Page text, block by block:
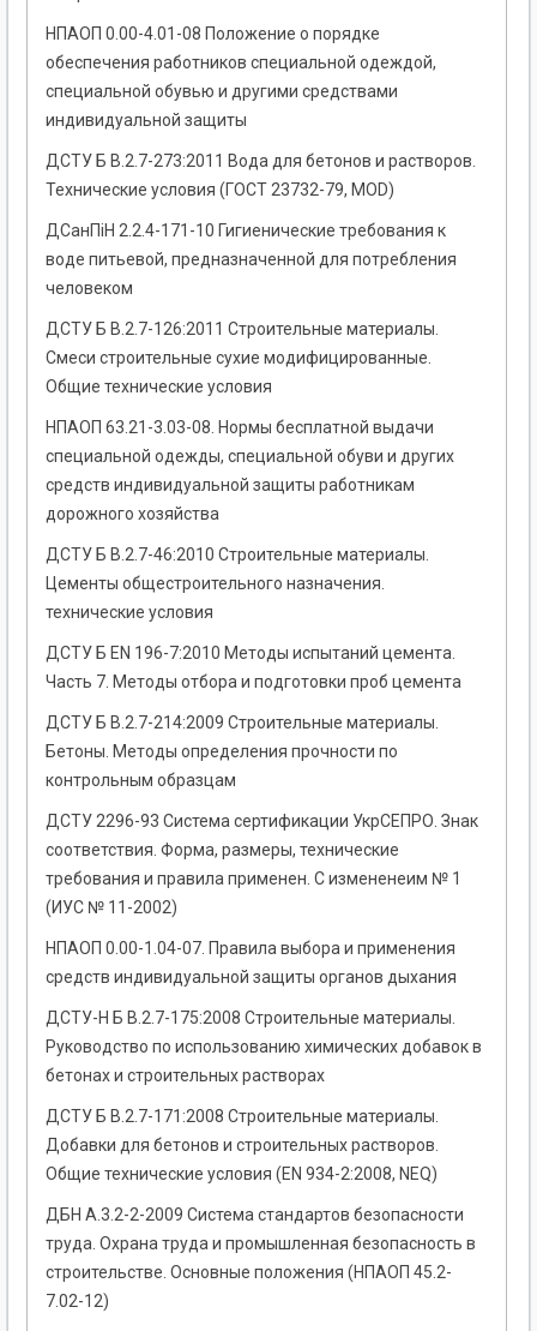
НПАОП 0.00-4.01-08 Положение о порядке
обеспечения работников специальной одеждой,
специальной обувью и другими средствами
индивидуальной защиты
ДСТУ Б В.2.7-273:2011 Вода для бетонов и растворов.
Технические условия (ГОСТ 23732-79, MOD)
ДСанПіН 2.2.4-171-10 Гигиенические требования к
воде питьевой, предназначенной для потребления
человеком
ДСТУ Б В.2.7-126:2011 Строительные материалы.
Смеси строительные сухие модифицированные.
Общие технические условия
НПАОП 63.21-3.03-08. Нормы бесплатной выдачи
специальной одежды, специальной обуви и других
средств индивидуальной защиты работникам
дорожного хозяйства
ДСТУ Б В.2.7-46:2010 Строительные материалы.
Цементы общестроительного назначения.
технические условия
ДСТУ Б EN 196-7:2010 Методы испытаний цемента.
Часть 7. Методы отбора и подготовки проб цемента
ДСТУ Б В.2.7-214:2009 Строительные материалы.
Бетоны. Методы определения прочности по
контрольным образцам
ДСТУ 2296-93 Система сертификации УкрСЕПРО. Знак
соответствия. Форма, размеры, технические
требования и правила применен. С измененеим № 1
(ИУС № 11-2002)
НПАОП 0.00-1.04-07. Правила выбора и применения
средств индивидуальной защиты органов дыхания
ДСТУ-Н Б В.2.7-175:2008 Строительные материалы.
Руководство по использованию химических добавок в
бетонах и строительных растворах
ДСТУ Б В.2.7-171:2008 Строительные материалы.
Добавки для бетонов и строительных растворов.
Общие технические условия (EN 934-2:2008, NEQ)
ДБН А.3.2-2-2009 Система стандартов безопасности
труда. Охрана труда и промышленная безопасность в
строительстве. Основные положения (НПАОП 45.2-
7.02-12)